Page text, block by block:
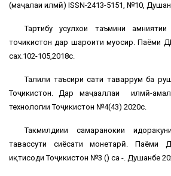
(маҷалаи илмӣ) ISSN-2413-5151, №10,
Тартибу усулхои таъмини
точикистон дар шароити муосир. Паёми
сах.102-105,2018с.
Таҳлили таъсири сатҳи таваррум ба
Тоҷикистон. Дар маҷааллаи илмӣ-
технологии Тоҷикистон №4(43) 2020с.
Такмилдиҳии самаранокии
тавассути сиёсати монетарӣ. Паёми
иқтисоди Тоҷикистон №3 () саҳ -. Душанбе